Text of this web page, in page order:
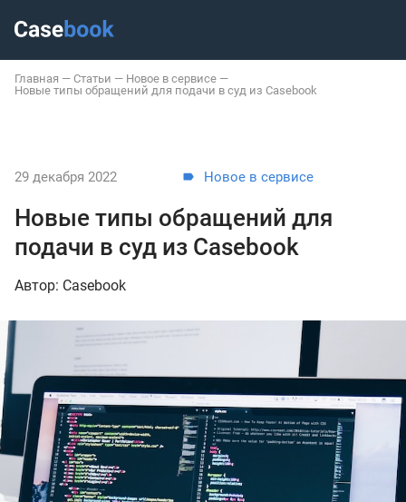
Главная — Статьи — Новое в сервисе —
Новые типы обращений для подачи в суд из Casebook
29 декабря 2022 Новое в сервисе
Новые типы обращений для
подачи в суд из Casebook
Автор: Casebook